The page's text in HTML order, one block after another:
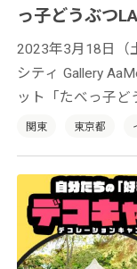
っ子どうぶつ
2023年3月18日（
シティ Gallery
ット「たべっ子ど
ント『たべっ子
関東 東京都